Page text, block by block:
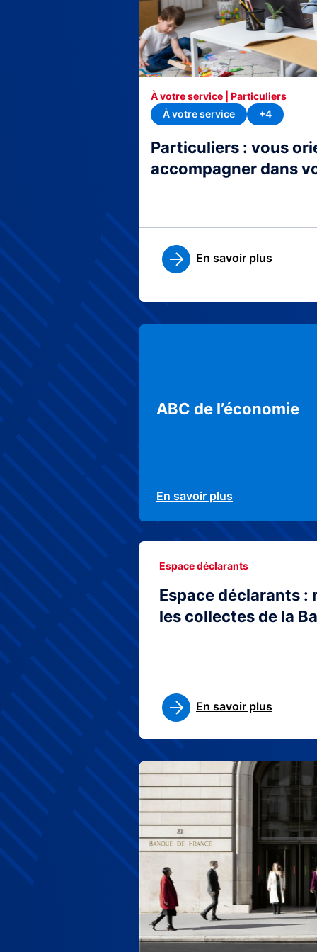
Particuliers : vous
accompagner dans
À votre service | Particuliers
À votre service
+4
En savoir plus
ABC de l’économie
En savoir plus
Espace déclarants
les collectes de la
Espace déclarants
En savoir plus